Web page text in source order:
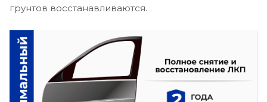
грунтов восстанавливаются.